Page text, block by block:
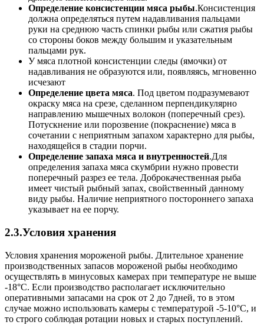
Определение консистенции мяса рыбы.Консистенция
должна определяться путем надавливания пальцами
руки на среднюю часть спинки рыбы или сжатия рыбы
со стороны боков между большим и указательным
пальцами рук.
У мяса плотной консистенции следы (ямочки) от
надавливания не образуются или, появляясь, мгновенно
исчезают
Определение цвета мяса. Под цветом подразумевают
окраску мяса на срезе, сделанном перпендикулярно
направлению мышечных волокон (поперечный срез).
Потускнение или порозвение (покраснение) мяса в
сочетании с неприятным запахом характерно для pыбы,
находящейся в стадии порчи.
Определение запаха мяса и внутренностей.Для
определения запаха мяса скумбрии нужно провести
поперечный разрез ее тела. Доброкачественная рыба
имеет чистый рыбный запах, свойственный данному
виду рыбы. Наличие неприятного постороннего запаха
указывает на ее порчу.
2.3.Условия хранения
Условия хранения мороженой рыбы. Длительное хранение
производственных запасов мороженой рыбы необходимо
осуществлять в минусовых камерах при температуре не выше
-18°С. Если производство располагает исключительно
оперативными запасами на срок от 2 до 7дней, то в этом
случае можно использовать камеры с температурой -5-10°С, и
то строго соблюдая ротации новых и старых поступлений.